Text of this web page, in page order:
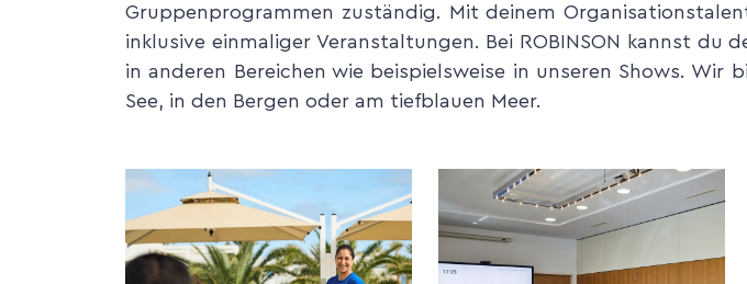
Gruppenprogrammen zuständig. Mit deinem
inklusive einmaliger Veranstaltungen. Bei ROBINSON kannst
in anderen Bereichen wie beispielsweise in unseren Shows.
See, in den Bergen oder am tiefblauen Meer.